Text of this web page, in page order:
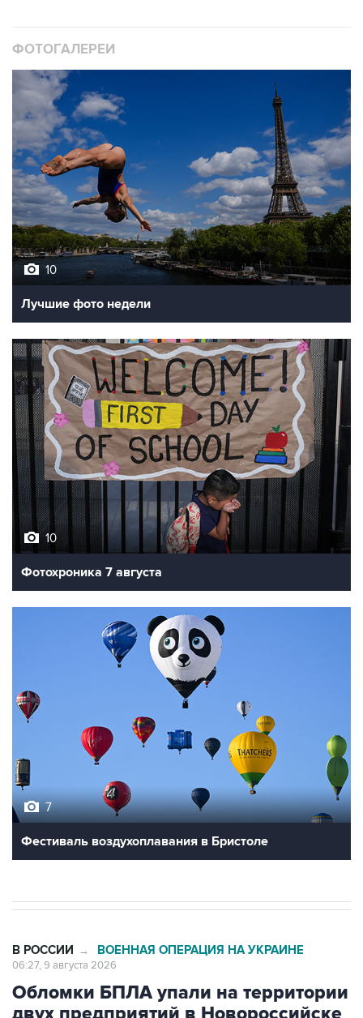
ФОТОГАЛЕРЕИ
10
Лучшие фото недели
10
Фотохроника 7 августа
7
Фестиваль воздухоплавания в Бристоле
В РОССИИ → ВОЕННАЯ ОПЕРАЦИЯ НА УКРАИНЕ
06:27, 9 августа 2026
Обломки БПЛА упали на территории